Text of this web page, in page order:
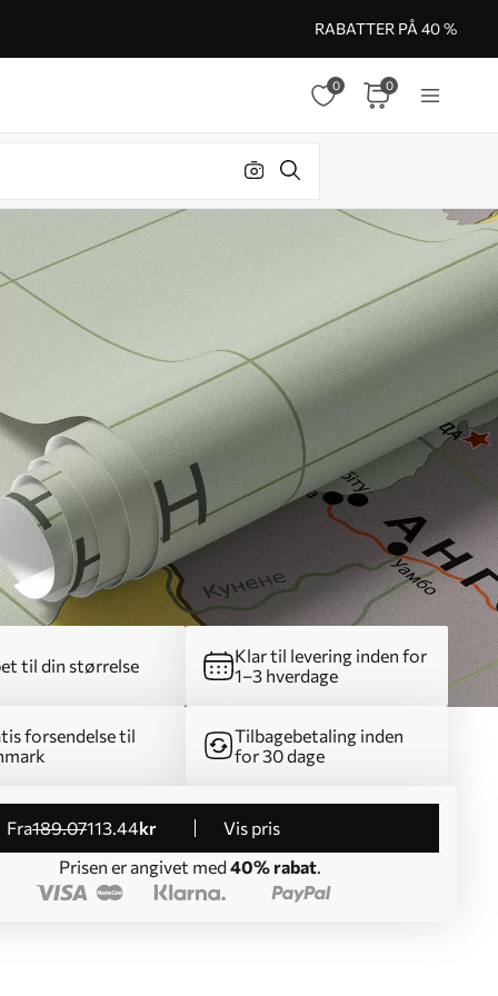
RABATTER PÅ 40 %
0 0
til din størrelse
Klar til levering inden for
1–3 hverdage
forsendelse til
Tilbagebetaling inden
for 30 dage
fra189.07113.44kr
Vis pris
Prisen er angivet med 40% rabat.